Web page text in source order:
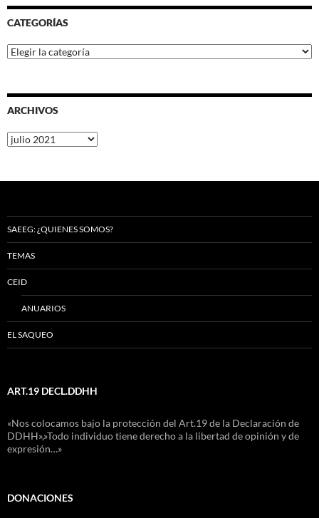
CATEGORÍAS
Categorías
ARCHIVOS
Archivos
SAEEG: ¿QUIENES SOMOS?
TEMAS
CEID
ANUARIOS
EL SAQUEO
ART.19 DECL.DDHH
«Nos colocamos bajo la protección del Art.19 de la Declaración de
DDHH»,»Todo individuo tiene derecho a la libertad de opinión y de
expresión…»
DONACIONES